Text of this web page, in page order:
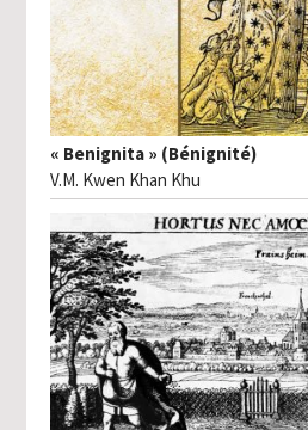
« Benignita » (Bénignité)
V.M. Kwen Khan Khu